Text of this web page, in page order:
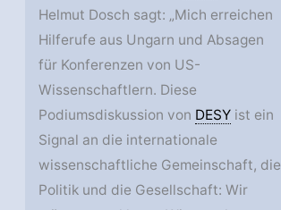
Helmut Dosch sagt: „Mich erreichen
Hilferufe aus Ungarn und Absagen
für Konferenzen von US-
Wissenschaftlern. Diese
Podiumsdiskussion von DESY ist ein
Signal an die internationale
wissenschaftliche Gemeinschaft, die
Politik und die Gesellschaft: Wir